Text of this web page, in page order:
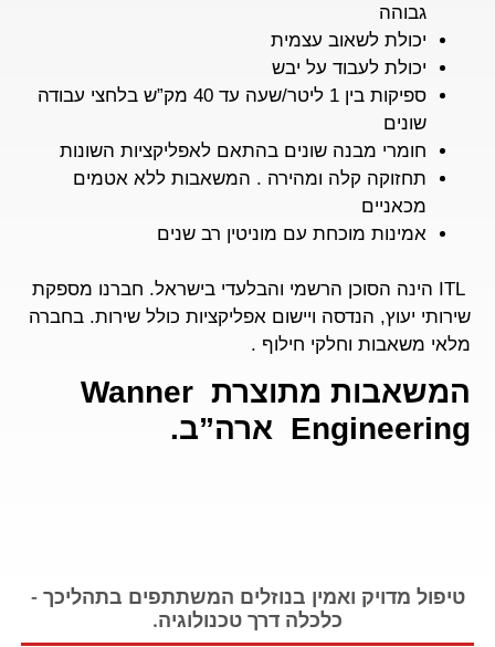
גבוהה
יכולת לשאוב עצמית
יכולת לעבוד על יבש
ספיקות בין 1 ליטר/שעה עד 40 מק”ש בלחצי עבודה
שונים
חומרי מבנה שונים בהתאם לאפליקציות השונות
תחזוקה קלה ומהירה . המשאבות ללא אטמים
מכאניים
אמינות מוכחת עם מוניטין רב שנים
ITL הינה הסוכן הרשמי והבלעדי בישראל. חברנו מספקת
שירותי יעוץ, הנדסה ויישום אפליקציות כולל שירות. בחברה
מלאי משאבות וחלקי חילוף .
המשאבות מתוצרת Wanner
Engineering ארה”ב.
טיפול מדויק ואמין בנוזלים המשתתפים בתהליכך -
כלכלה דרך טכנולוגיה.